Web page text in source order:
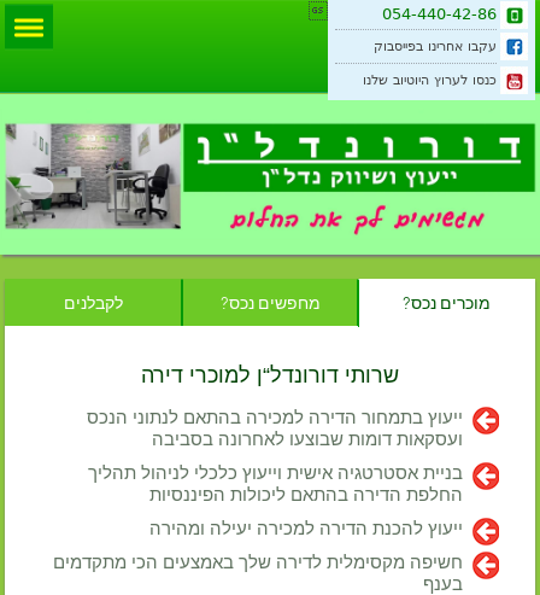
054-440-42-86
עקבו אחרינו בפייסבוק
כנסו לערוץ היוטיוב שלנו
מוכרים נכס? מחפשים נכס? לקבלנים
שרותי דורונדל“ן למוכרי דירה
ייעוץ בתמחור הדירה למכירה בהתאם לנתוני הנכס
ועסקאות דומות שבוצעו לאחרונה בסביבה
בניית אסטרטגיה אישית וייעוץ כלכלי לניהול תהליך
החלפת הדירה בהתאם ליכולות הפיננסיות
ייעוץ להכנת הדירה למכירה יעילה ומהירה
חשיפה מקסימלית לדירה שלך באמצעים הכי מתקדמים
בענף